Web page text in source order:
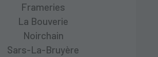
Frameries
La Bouverie
Noirchain
Sars-La-Bruyère